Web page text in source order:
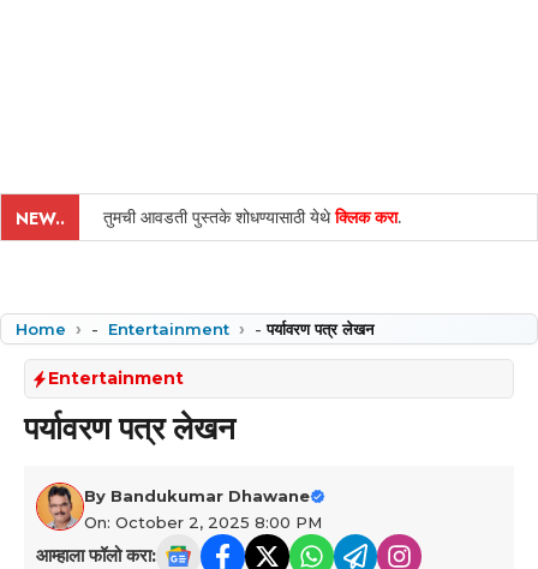
NEW.. तुमची आवडती पुस्तके शोधण्यासाठी येथेक्लिक करा.
Home - Entertainment -पर्यावरण पत्र लेखन
Entertainment
पर्यावरण पत्र लेखन
By Bandukumar Dhawane
On: October 2, 2025 8:00 PM
आम्हाला फॉलो करा: